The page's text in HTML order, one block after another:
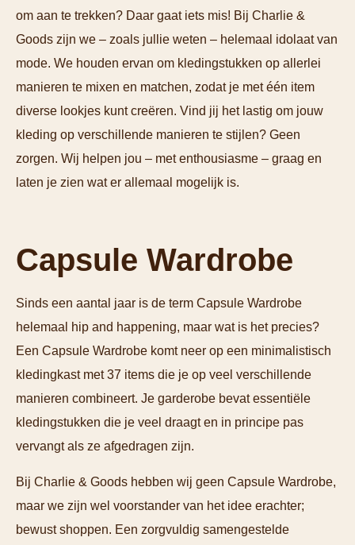
om aan te trekken? Daar gaat iets mis! Bij Charlie &
Goods zijn we – zoals jullie weten – helemaal idolaat van
mode. We houden ervan om kledingstukken op allerlei
manieren te mixen en matchen, zodat je met één item
diverse lookjes kunt creëren. Vind jij het lastig om jouw
kleding op verschillende manieren te stijlen? Geen
zorgen. Wij helpen jou – met enthousiasme – graag en
laten je zien wat er allemaal mogelijk is.
Capsule Wardrobe
Sinds een aantal jaar is de term Capsule Wardrobe
helemaal hip and happening, maar wat is het precies?
Een Capsule Wardrobe komt neer op een minimalistisch
kledingkast met 37 items die je op veel verschillende
manieren combineert. Je garderobe bevat essentiële
kledingstukken die je veel draagt en in principe pas
vervangt als ze afgedragen zijn.
Bij Charlie & Goods hebben wij geen Capsule Wardrobe,
maar we zijn wel voorstander van het idee erachter;
bewust shoppen. Een zorgvuldig samengestelde